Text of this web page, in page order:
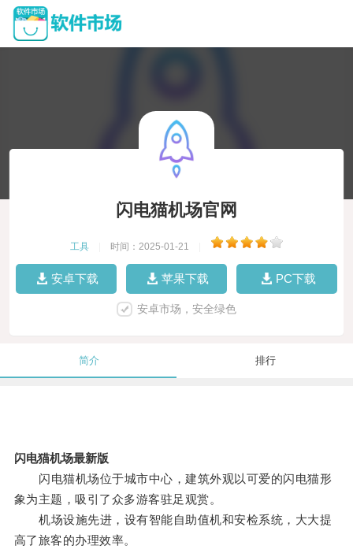
闪电猫机场官网
工具 时间：2025-01-21
安卓下载 苹果下载 PC下载
安卓市场，安全绿色
简介 排行
闪电猫机场最新版
闪电猫机场位于城市中心，建筑外观以可爱的闪电猫形
象为主题，吸引了众多游客驻足观赏。
机场设施先进，设有智能自助值机和安检系统，大大提
高了旅客的办理效率。